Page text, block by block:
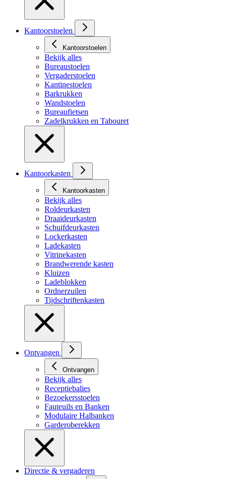
Kantoorstoelen
Kantoorstoelen
Bekijk alles
Bureaustoelen
Vergaderstoelen
Kantinestoelen
Barkrukken
Wandstoelen
Bureaufietsen
Zadelkrukken en Tabouret
Kantoorkasten
Kantoorkasten
Bekijk alles
Roldeurkasten
Draaideurkasten
Schuifdeurkasten
Lockerkasten
Ladekasten
Vitrinekasten
Brandwerende kasten
Kluizen
Ladeblokken
Ordnerzuilen
Tijdschriftenkasten
Ontvangen
Ontvangen
Bekijk alles
Receptiebalies
Bezoekersstoelen
Fauteuils en Banken
Modulaire Halbanken
Garderoberekken
Directie & vergaderen